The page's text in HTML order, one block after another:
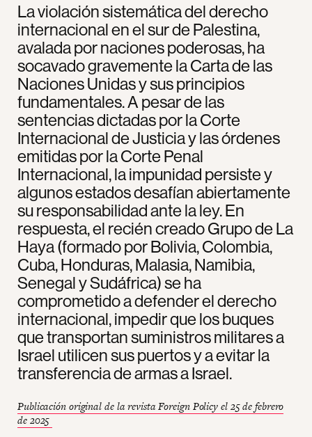
La violación sistemática del derecho
internacional en el sur de Palestina,
avalada por naciones poderosas, ha
socavado gravemente la Carta de las
Naciones Unidas y sus principios
fundamentales. A pesar de las
sentencias dictadas por la Corte
Internacional de Justicia y las órdenes
emitidas por la Corte Penal
Internacional, la impunidad persiste y
algunos estados desafían abiertamente
su responsabilidad ante la ley. En
respuesta, el recién creado Grupo de La
Haya (formado por Bolivia, Colombia,
Cuba, Honduras, Malasia, Namibia,
Senegal y Sudáfrica) se ha
comprometido a defender el derecho
internacional, impedir que los buques
que transportan suministros militares a
Israel utilicen sus puertos y a evitar la
transferencia de armas a Israel.
Publicación original de la revista Foreign Policy el 25 de febrero
de 2025